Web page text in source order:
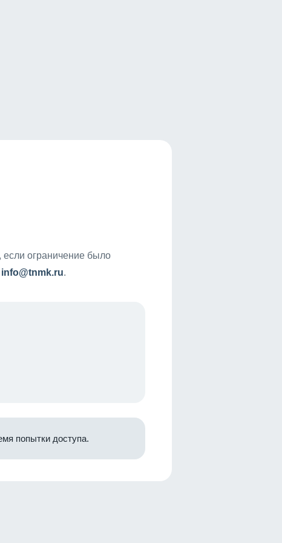
если ограничение было
info@tnmk.ru.
попытки доступа.